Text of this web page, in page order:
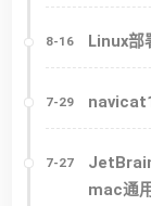
8-16 Linux
7-29
7-27
mac通